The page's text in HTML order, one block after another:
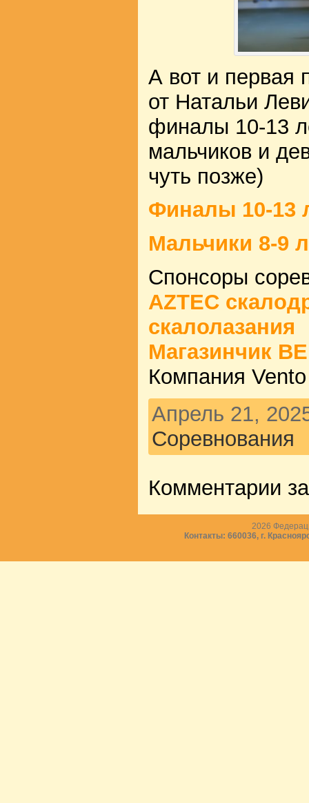
А вот и первая
от Натальи
финалы 10-13
мальчиков и
чуть позже)
Финалы 10-13
Мальчики 8-9
Спонсоры
AZTEC
скалолазания
Магазинчик
Компания
Апрель 21,
Соревнования
Комментарии
2026
Контакты: 660036, г.